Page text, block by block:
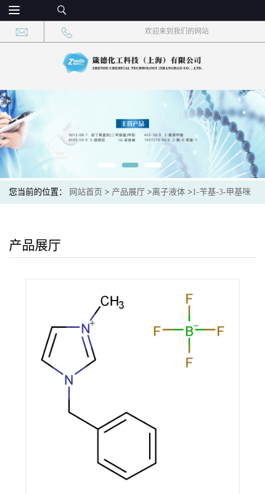
欢迎来到我们的网站
您当前的位置： 网站首页 > 产品展厅 >离子液体 >1-苄基-3-甲基咪
产品展厅